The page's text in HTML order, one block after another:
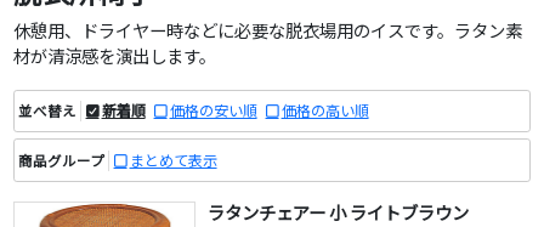
休憩用、ドライヤー時などに必要な脱衣場用のイスです。ラタン素
材が清涼感を演出します。
並べ替え 新着順 価格の安い順 価格の高い順
商品グループ まとめて表示
ラタンチェアー 小 ライトブラウン